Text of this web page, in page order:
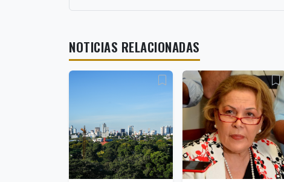
NOTICIAS RELACIONADAS